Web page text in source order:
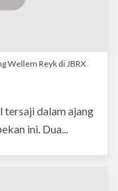
Wellem Reyk di JBRX
tersaji dalam ajang
ini. Dua...